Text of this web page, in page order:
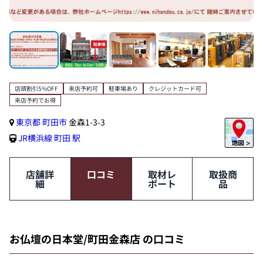
店頭割引5%OFF 来店予約可 駐車場あり
クレジットカード可
来店予約でお得
東京都 町田市金森1-3-3
JR横浜線 町田 駅
店舗詳
細
口コミ 取材レ
ポート
取扱商
品
お仏壇の日本堂/町田金森店 の口コミ